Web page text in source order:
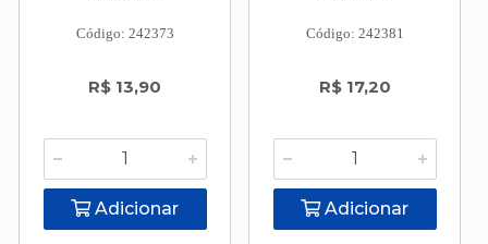
Código: 242373
R$ 13,90
Adicionar
Código: 242381
R$ 17,20
Adicionar